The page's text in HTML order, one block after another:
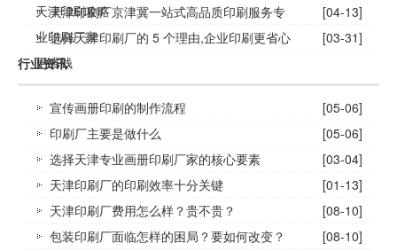
天津印刷攻略
天津印刷厂京津冀一站式高品质印刷服务专
业印刷厂家
[04-13]
选择天津印刷厂的 5 个理由,企业印刷更省心
更省钱
[03-31]
行业资讯
宣传画册印刷的制作流程
[05-06]
印刷厂主要是做什么
[05-06]
选择天津专业画册印刷厂家的核心要素
[03-04]
天津印刷厂的印刷效率十分关键
[01-13]
天津印刷厂费用怎么样？贵不贵？
[08-10]
包装印刷厂面临怎样的困局？要如何改变？
[08-10]